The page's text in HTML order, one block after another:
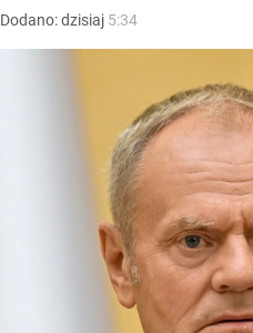
Dodano:dzisiaj 5:34